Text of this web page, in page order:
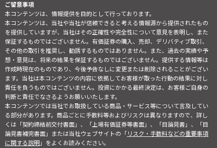
ご留意事項
本コンテンツは、情報提供を目的として行っております。
本コンテンツは、当社や当社が信頼できると考える情報源から提供されたもの
を提供していますが、当社はその正確性や完全性について意見を表明し、また
保証するものではございません。有価証券の購入、売却、デリバティブ取引、
その他の取引を推奨し、勧誘するものではありません。また、過去の実績や予
想・意見は、将来の結果を保証するものではございません。提供する情報等は
作成時現在のものであり、今後予告なしに変更または削除されることがござい
ます。当社は本コンテンツの内容に依拠してお客様が取った行動の結果に対し
責任を負うものではございません。投資にかかる最終決定は、お客様ご自身の
判断と責任でなさるようお願いいたします。
本コンテンツでは当社でお取扱している商品・サービス等について言及してい
る部分があります。商品ごとに手数料等およびリスクは異なりますので、詳し
くは「契約締結前交付書面」、「上場有価証券等書面」、「目論見書」、「目
論見書補完書面」または当社ウェブサイトの「リスク・手数料などの重要事項
に関する説明」をよくお読みください。